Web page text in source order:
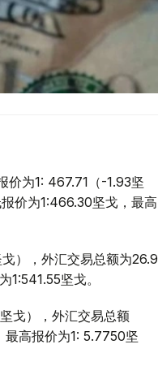
价为1: 467.71（-1.93坚
价为1:466.30坚戈，最高
），外汇交易总额为26.9
坚戈。
戈），外汇交易总额
高报价为1: 5.7750坚